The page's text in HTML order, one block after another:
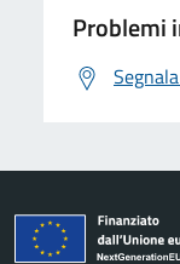
Problemi